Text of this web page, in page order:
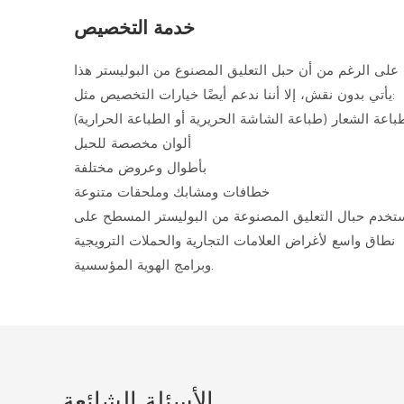
خدمة التخصيص
على الرغم من أن حبل التعليق المصنوع من البوليستر هذا
يأتي بدون نقش، إلا أننا ندعم أيضًا خيارات التخصيص مثل:
الشعار (طباعة الشاشة الحريرية أو الطباعة الحرارية)
ألوان مخصصة للحبل
بأطوال وعروض مختلفة
خطافات ومشابك وملحقات متنوعة
حبال التعليق المصنوعة من البوليستر المسطح على
نطاق واسع لأغراض العلامات التجارية والحملات الترويجية
وبرامج الهوية المؤسسية.